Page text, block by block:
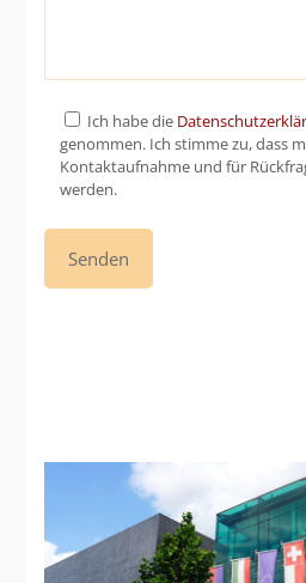
Ich habe die
genommen. Ich stimme zu, dass
Kontaktaufnahme und für
werden.